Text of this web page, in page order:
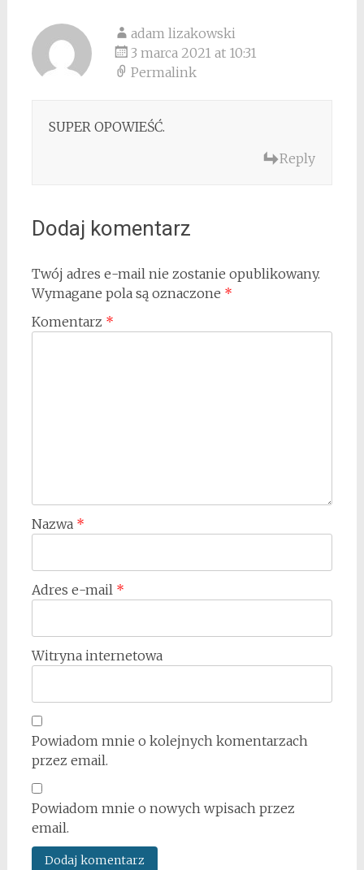
adam lizakowski
3 marca 2021 at 10:31
Permalink
SUPER OPOWIEŚĆ.
Reply
Dodaj komentarz
Twój adres e-mail nie zostanie opublikowany.
Wymagane pola są oznaczone *
Komentarz *
Nazwa *
Adres e-mail *
Witryna internetowa
Powiadom mnie o kolejnych komentarzach
przez email.
Powiadom mnie o nowych wpisach przez
email.